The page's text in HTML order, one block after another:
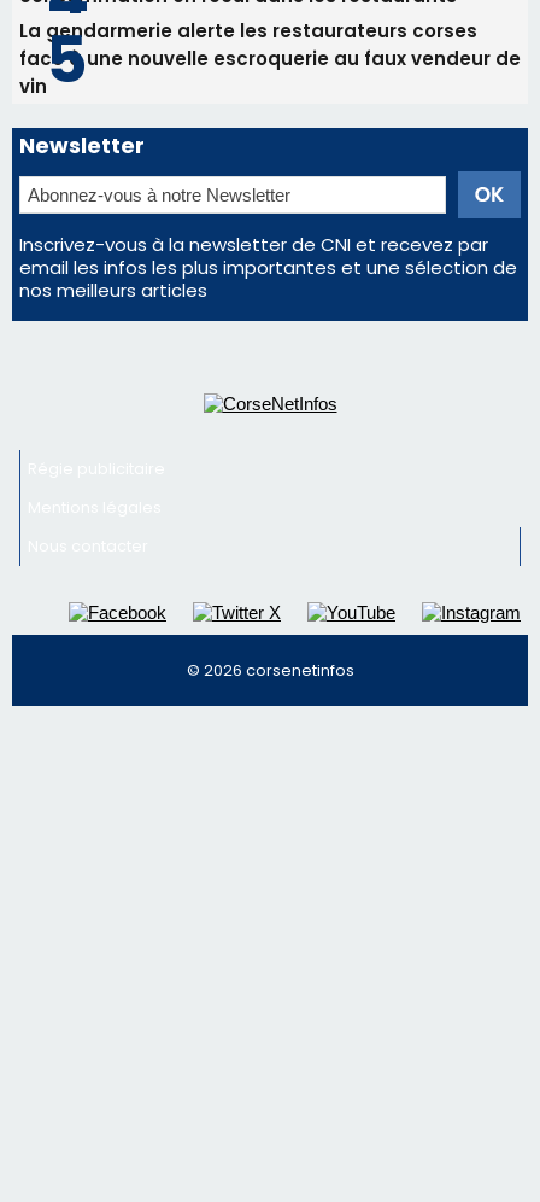
Inscrivez-vous à la newsletter de CNI et recevez par
email les infos les plus importantes et une sélection de
nos meilleurs articles
Régie publicitaire
Mentions légales
Nous contacter